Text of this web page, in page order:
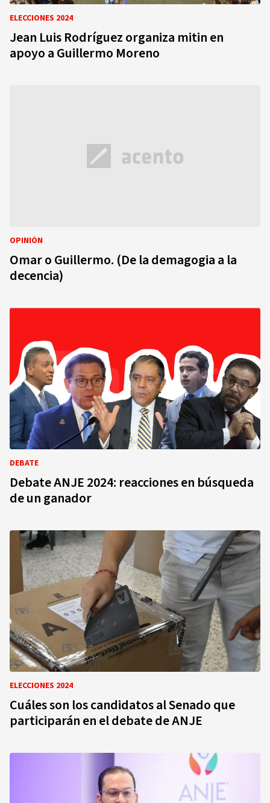
ELECCIONES 2024
Jean Luis Rodríguez organiza mitin en
apoyo a Guillermo Moreno
OPINIÓN
Omar o Guillermo. (De la demagogia a la
decencia)
DEBATE
Debate ANJE 2024: reacciones en búsqueda
de un ganador
ELECCIONES 2024
Cuáles son los candidatos al Senado que
participarán en el debate de ANJE